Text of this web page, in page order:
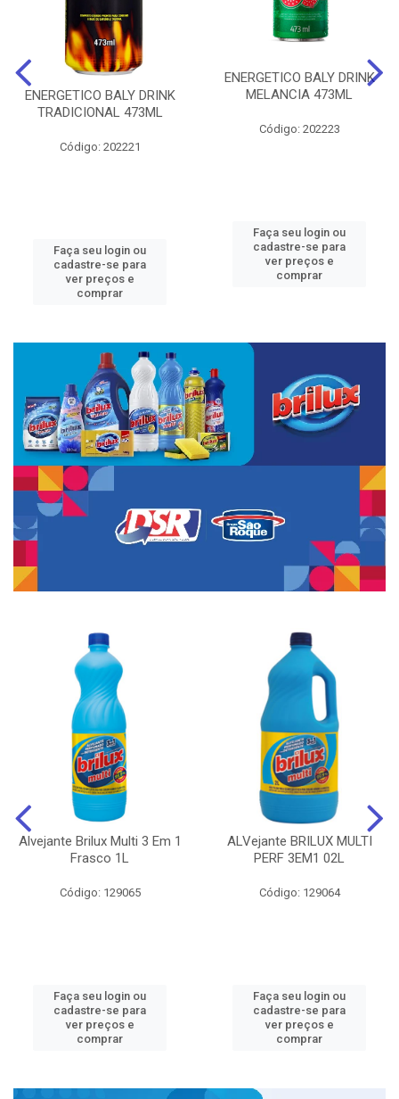
ENERGETICO BALY DRINK
TRADICIONAL 473ML
Código: 202221
Faça seu login ou
cadastre-se para
ver preços e
comprar
ENERGETICO BALY DRINK
MELANCIA 473ML
Código: 202223
Faça seu login ou
cadastre-se para
ver preços e
comprar
Alvejante Brilux Multi 3 Em 1
Frasco 1L
Código: 129065
Faça seu login ou
cadastre-se para
ver preços e
comprar
ALVejante BRILUX MULTI
PERF 3EM1 02L
Código: 129064
Faça seu login ou
cadastre-se para
ver preços e
comprar